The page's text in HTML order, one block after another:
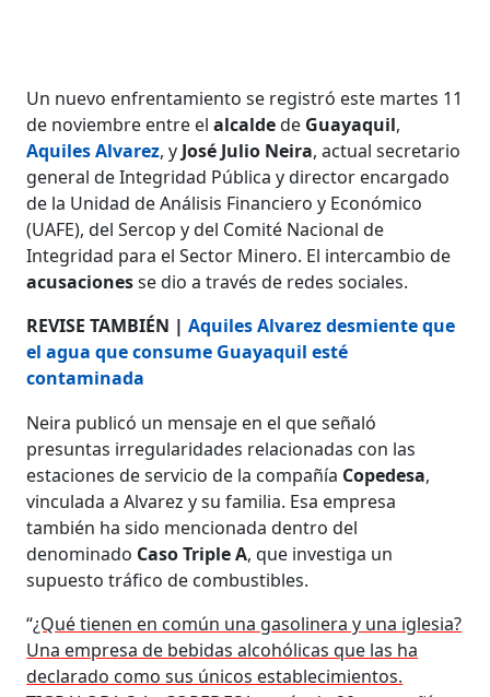
Un nuevo enfrentamiento se registró este martes 11
de noviembre entre elalcaldede Guayaquil,
Aquiles Alvarez, y José Julio Neira, actual secretario
general de Integridad Pública y director encargado
de la Unidad de Análisis Financiero y Económico
(UAFE), del Sercop y del Comité Nacional de
Integridad para el Sector Minero. El intercambio de
acusacionesse dio a través de redes sociales.
REVISE TAMBIÉN |Aquiles Alvarez desmiente que
el agua que consume Guayaquil esté
contaminada
Neira publicó un mensaje en el que señaló
presuntas irregularidades relacionadas con las
estaciones de servicio de la compañía Copedesa,
vinculada a Alvarez y su familia. Esa empresa
también ha sido mencionada dentro del
denominado Caso Triple A, que investiga un
supuesto tráfico de combustibles.
“¿Qué tienen en común una gasolinera y una iglesia?
Una empresa de bebidas alcohólicas que las ha
declarado como sus únicos establecimientos.